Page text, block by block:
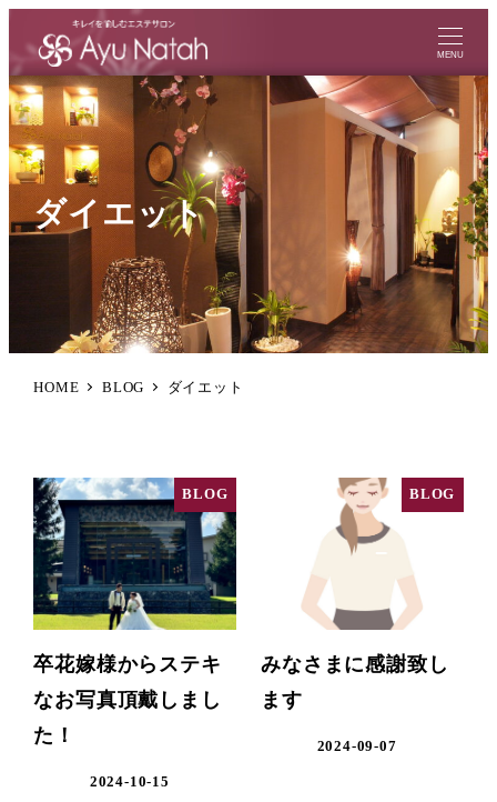
MENU
ダイエット
HOME BLOG ダイエット
BLOG
卒花嫁様からステキ
なお写真頂戴しまし
た！
2024-10-15
BLOG
みなさまに感謝致し
ます
2024-09-07